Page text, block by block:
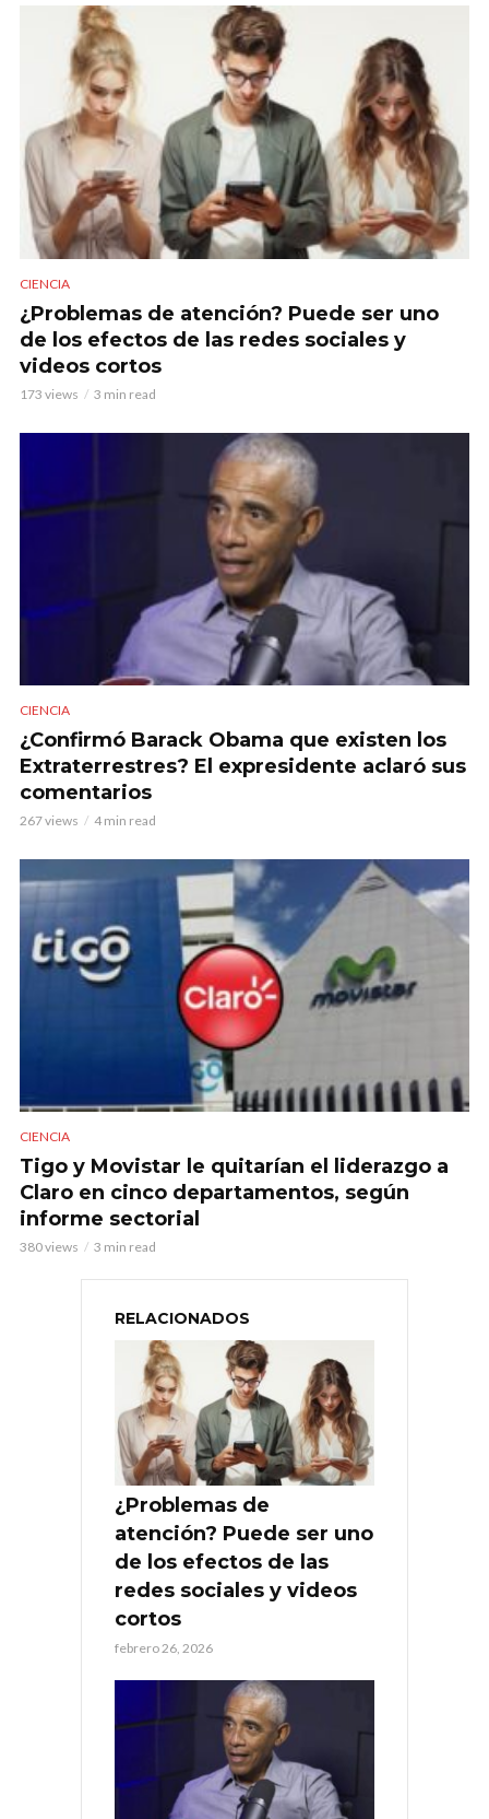
CIENCIA
¿Problemas de atención? Puede ser uno
de los efectos de las redes sociales y
videos cortos
173 views 3 min read
CIENCIA
¿Confirmó Barack Obama que existen los
Extraterrestres? El expresidente aclaró sus
comentarios
267 views 4 min read
CIENCIA
Tigo y Movistar le quitarían el liderazgo a
Claro en cinco departamentos, según
informe sectorial
380 views 3 min read
RELACIONADOS
¿Problemas de
atención? Puede ser uno
de los efectos de las
redes sociales y videos
cortos
febrero 26, 2026